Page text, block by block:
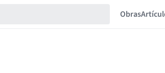
Obras